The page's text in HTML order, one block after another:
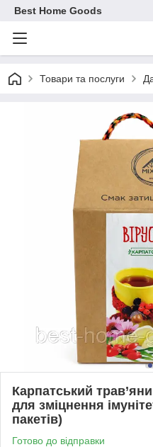
Best Home Goods
Товари та послуги
Карпатський
для зміцнення
пакетів)
Готово до відправки